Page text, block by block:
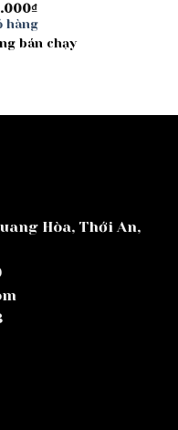
₫
hàng
bán chạy
Hòa, Thới An,